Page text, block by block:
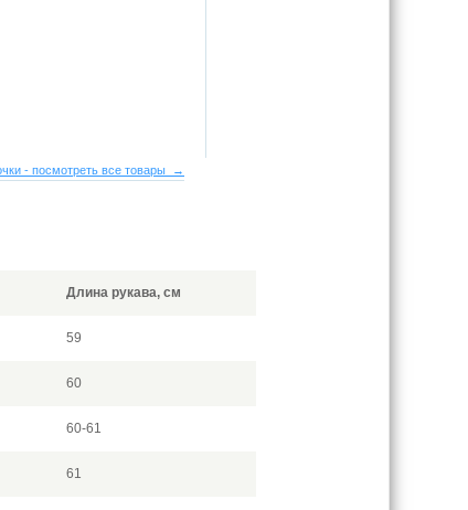
- посмотреть все товары →
Длина рукава, см
59
60
60-61
61